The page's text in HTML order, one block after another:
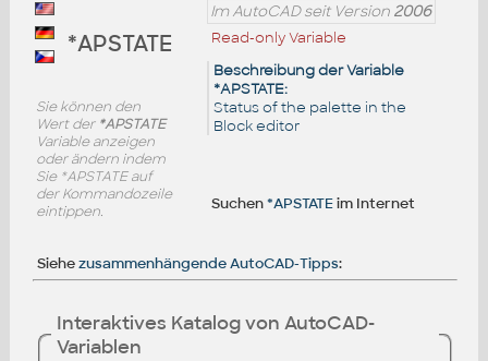
Im AutoCAD seit Version 2006
Read-only Variable
Beschreibung der Variable
*APSTATE:
Status of the palette in the
Block editor
Suchen*APSTATEim Internet
*APSTATE
Sie können den
Wert der *APSTATE
Variable anzeigen
oder ändern indem
Sie *APSTATE auf
der Kommandozeile
eintippen.
Siehezusammenhängende AutoCAD-Tipps:
Interaktives Katalog von AutoCAD-
Variablen